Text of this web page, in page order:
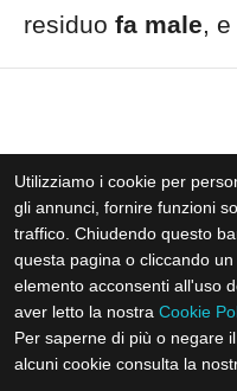
residuo fa male,
Utilizziamo i cookie per
gli annunci, fornire funzioni
traffico. Chiudendo questo
questa pagina o cliccando
elemento acconsenti all'uso
aver letto la nostra Cookie
Per saperne di più o negare
alcuni cookie consulta la